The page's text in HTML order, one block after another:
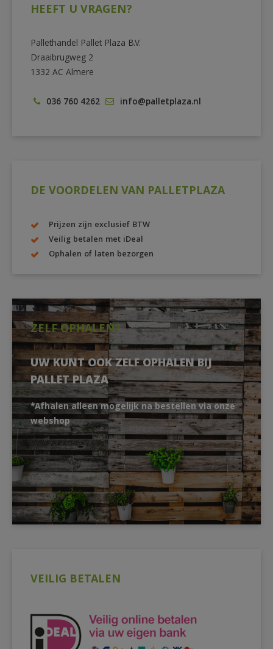
HEEFT U VRAGEN?
Pallethandel Pallet Plaza B.V.
Draaibrugweg 2
1332 AC Almere
036 760 4262 info@palletplaza.nl
DE VOORDELEN VAN PALLETPLAZA
Prijzen zijn exclusief BTW
Veilig betalen met iDeal
Ophalen of laten bezorgen
ZELF OPHALEN?
UW KUNT OOK ZELF OPHALEN BIJ
PALLET PLAZA
*Afhalen alleen mogelijk na bestellen via onze
webshop
VEILIG BETALEN